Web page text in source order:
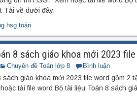
Tải về dưới đây.
hsg toán
8 sách giáo khoa mới 2023
Chuyên đề Toán lớp 8 Bình luận
sách giáo khoa mới 2023 file word gồm 2
tải file word Bộ tài liệu Toán 8 sách